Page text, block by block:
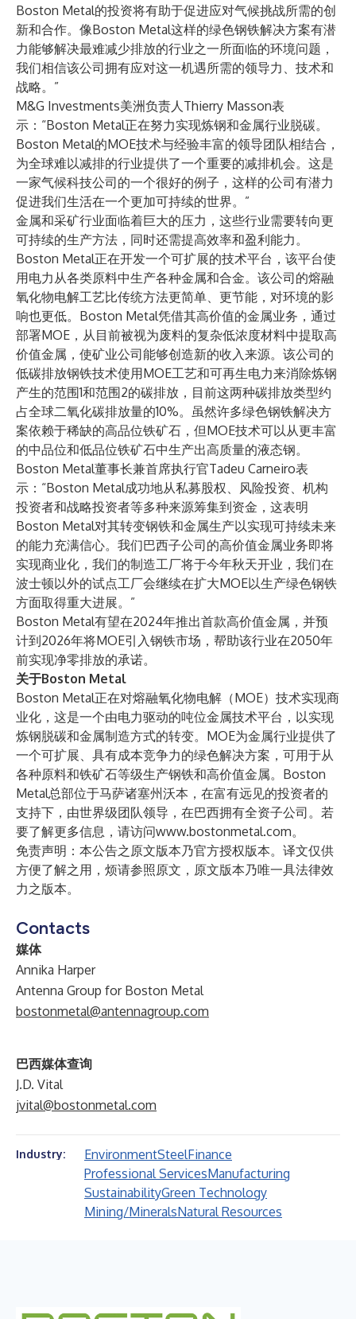
Boston Metal的投资将有助于促进应对气候挑战所需的创
新和合作。像Boston Metal这样的绿色钢铁解决方案有潜
力能够解决最难减少排放的行业之一所面临的环境问题，
我们相信该公司拥有应对这一机遇所需的领导力、技术和
战略。”
M&G Investments美洲负责人Thierry Masson表
示：“Boston Metal正在努力实现炼钢和金属行业脱碳。
Boston Metal的MOE技术与经验丰富的领导团队相结合，
为全球难以减排的行业提供了一个重要的减排机会。这是
一家气候科技公司的一个很好的例子，这样的公司有潜力
促进我们生活在一个更加可持续的世界。”
金属和采矿行业面临着巨大的压力，这些行业需要转向更
可持续的生产方法，同时还需提高效率和盈利能力。
Boston Metal正在开发一个可扩展的技术平台，该平台使
用电力从各类原料中生产各种金属和合金。该公司的熔融
氧化物电解工艺比传统方法更简单、更节能，对环境的影
响也更低。Boston Metal凭借其高价值的金属业务，通过
部署MOE，从目前被视为废料的复杂低浓度材料中提取高
价值金属，使矿业公司能够创造新的收入来源。该公司的
低碳排放钢铁技术使用MOE工艺和可再生电力来消除炼钢
产生的范围1和范围2的碳排放，目前这两种碳排放类型约
占全球二氧化碳排放量的10%。虽然许多绿色钢铁解决方
案依赖于稀缺的高品位铁矿石，但MOE技术可以从更丰富
的中品位和低品位铁矿石中生产出高质量的液态钢。
Boston Metal董事长兼首席执行官Tadeu Carneiro表
示：“Boston Metal成功地从私募股权、风险投资、机构
投资者和战略投资者等多种来源筹集到资金，这表明
Boston Metal对其转变钢铁和金属生产以实现可持续未来
的能力充满信心。我们巴西子公司的高价值金属业务即将
实现商业化，我们的制造工厂将于今年秋天开业，我们在
波士顿以外的试点工厂会继续在扩大MOE以生产绿色钢铁
方面取得重大进展。”
Boston Metal有望在2024年推出首款高价值金属，并预
计到2026年将MOE引入钢铁市场，帮助该行业在2050年
前实现净零排放的承诺。
关于Boston Metal
Boston Metal正在对熔融氧化物电解（MOE）技术实现商
业化，这是一个由电力驱动的吨位金属技术平台，以实现
炼钢脱碳和金属制造方式的转变。MOE为金属行业提供了
一个可扩展、具有成本竞争力的绿色解决方案，可用于从
各种原料和铁矿石等级生产钢铁和高价值金属。Boston
Metal总部位于马萨诸塞州沃本，在富有远见的投资者的
支持下，由世界级团队领导，在巴西拥有全资子公司。若
要了解更多信息，请访问www.bostonmetal.com。
免责声明：本公告之原文版本乃官方授权版本。译文仅供
方便了解之用，烦请参照原文，原文版本乃唯一具法律效
力之版本。
Contacts
媒体
Annika Harper
Antenna Group for Boston Metal
bostonmetal@antennagroup.com
巴西媒体查询
J.D. Vital
jvital@bostonmetal.com
Industry: EnvironmentSteelFinance
Professional ServicesManufacturing
SustainabilityGreen Technology
Mining/MineralsNatural Resources